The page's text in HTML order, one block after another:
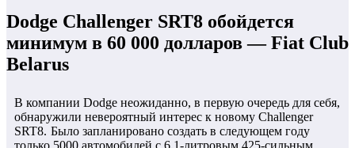
Dodge Challenger SRT8 обойдется
минимум в 60 000 долларов — Fiat Club
Belarus
В компании Dodge неожиданно, в первую очередь для себя,
обнаружили невероятный интерес к новому Challenger
SRT8. Было запланировано создать в следующем году